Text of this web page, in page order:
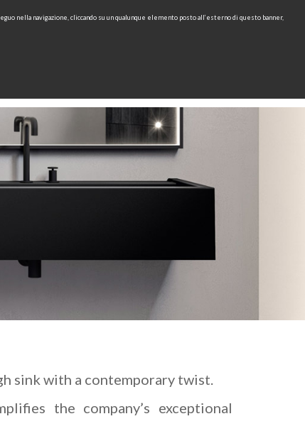
RU
sink with a contemporary twist.
the company’s exceptional
nella navigazione, cliccando su un qualunque elemento posto all’esterno di questo banner,